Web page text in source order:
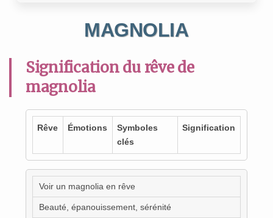
MAGNOLIA
Signification du rêve de
magnolia
Rêve Émotions
Symboles
clés
Signification
Voir un magnolia en rêve
Beauté, épanouissement, sérénité